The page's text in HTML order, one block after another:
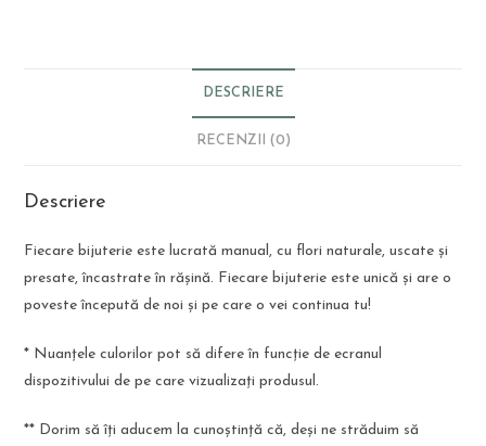
DESCRIERE
RECENZII (0)
Descriere
Fiecare bijuterie este lucrată manual, cu flori naturale, uscate și
presate, încastrate în rășină. Fiecare bijuterie este unică și are o
poveste începută de noi și pe care o vei continua tu!
* Nuanțele culorilor pot să difere în funcție de ecranul
dispozitivului de pe care vizualizați produsul.
** Dorim să îți aducem la cunoștință că, deși ne străduim să